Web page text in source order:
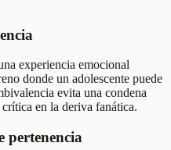
experiencia emocional
donde un adolescente puede
evita una condena
en la deriva fanática.
pertenencia